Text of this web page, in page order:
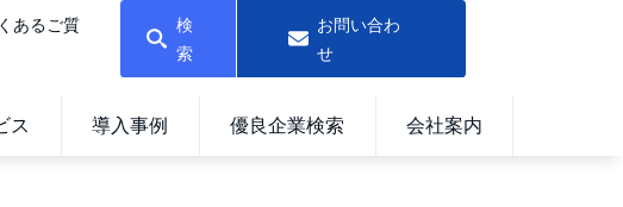
あるご質
検
索
お問い合わ
せ
ス 導入事例 優良企業検索 会社案内